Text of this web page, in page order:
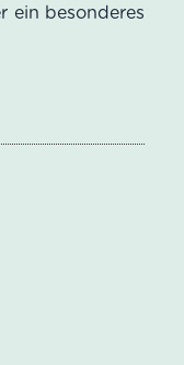
ein besonderes